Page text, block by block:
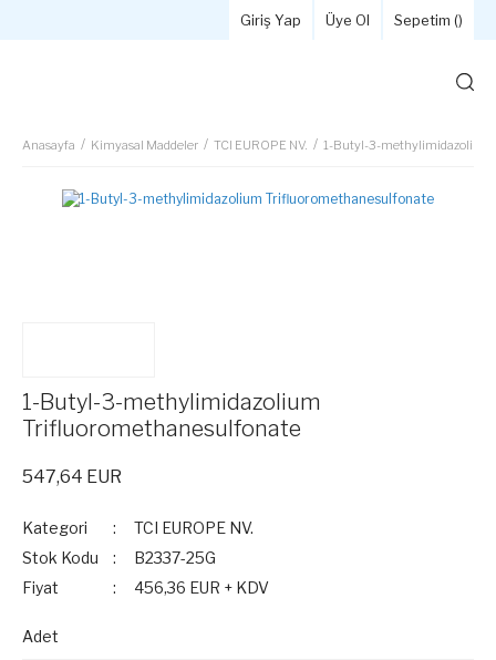
Giriş Yap Üye Ol Sepetim ()
Anasayfa Kimyasal Maddeler TCI EUROPE NV. 1-Butyl-3-methylimidazolium
1-Butyl-3-methylimidazolium
Trifluoromethanesulfonate
547,64 EUR
Kategori
TCI EUROPE NV.
Stok Kodu
B2337-25G
Fiyat
456,36 EUR + KDV
Adet